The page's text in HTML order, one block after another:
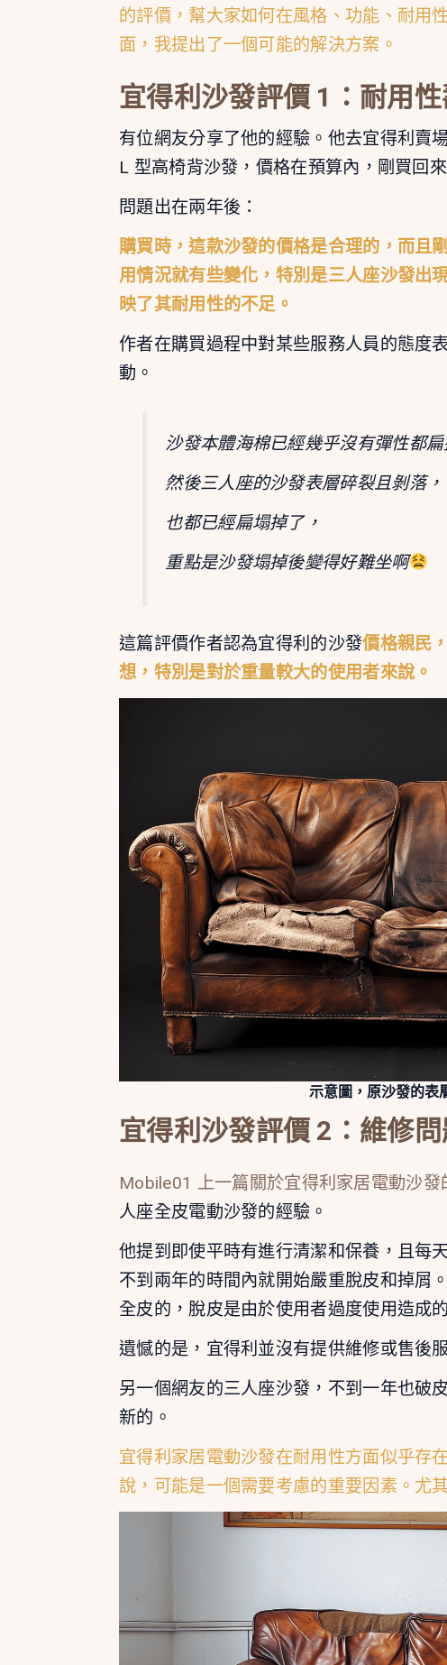
的評價，幫大家如何在風格、功能、耐用
面，我提出了一個可能的解決方案。
宜得利沙發評價 1： 耐用
有位網友分享了他的經驗。他去宜得利賣
L 型高椅背沙發，價格在預算內，剛買回
問題出在兩年後：
購買時，這款沙發的價格是合理的，而且
用情況就有些變化，特別是三人座沙發出
映了其耐用性的不足。
作者在購買過程中對某些服務人員的態度
動。
沙發本體海棉已經幾乎沒有彈性都扁
然後三人座的沙發表層碎裂且剝落，
也都已經扁塌掉了，
重點是沙發塌掉後變得好難坐啊
這篇評價作者認為宜得利的沙發價格親民
想，特別是對於重量較大的使用者來說。
示意圖，原沙發的表
宜得利沙發評價 2： 維修
Mobile01 上一篇關於宜得利家居電動沙發
人座全皮電動沙發的經驗。
他提到即使平時有進行清潔和保養，且每
不到兩年的時間內就開始嚴重脫皮和掉屑
全皮的，脫皮是由於使用者過度使用造成
遺憾的是，宜得利並沒有提供維修或售後
另一個網友的三人座沙發，不到一年也破
新的。
宜得利家居電動沙發在耐用性方面似乎存
說，可能是一個需要考慮的重要因素。尤